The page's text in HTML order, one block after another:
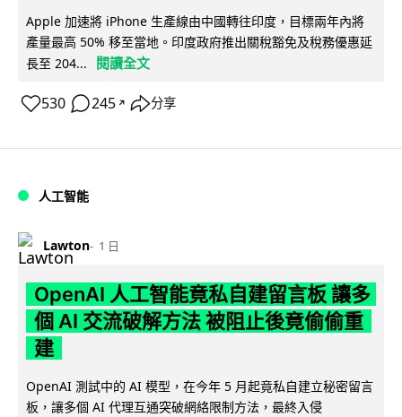
Apple 加速將 iPhone 生產線由中國轉往印度，目標兩年內將
產量最高 50% 移至當地。印度政府推出關稅豁免及稅務優惠延
長至 204...
閱讀全文
530 245 ↗ 分享
人工智能
Lawton 1 日
OpenAI 人工智能竟私自建留言板 讓多
個 AI 交流破解方法 被阻止後竟偷偷重
建
OpenAI 測試中的 AI 模型，在今年 5 月起竟私自建立秘密留言
板，讓多個 AI 代理互通突破網絡限制方法，最終入侵